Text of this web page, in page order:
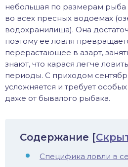
небольшая по размерам рыба
во всех пресных водоемах
водохранилища). Она
поэтому ее ловля
перерастающее в азарт,
знают, что карася легче
периоды. С приходом
усложняется и требует
даже от бывалого рыбака.
Содержание [
Специфика ловли в